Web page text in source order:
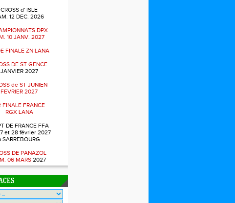
CROSS d' ISLE
12 DEC. 2026
DPX
10 JANV. 2027
FINALE ZN LANA
DE ST GENCE
JANVIER 2027
de ST JUNIEN
FEVRIER 2027
FINALE FRANCE
RGX LANA
DE FRANCE FFA
et 28 février 2027
SARREBOURG
DE PANAZOL
06 MARS 2027